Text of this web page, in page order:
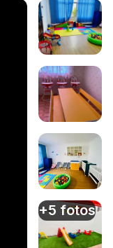
Imagem 1
Imagem 2
Imagem 3
+5 fotos